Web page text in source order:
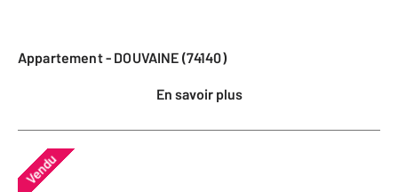
Appartement - DOUVAINE (74140)
En savoir plus
Vendu